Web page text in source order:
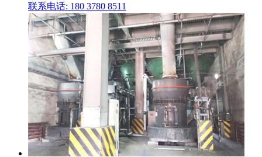
联系电话: 180 3780 8511